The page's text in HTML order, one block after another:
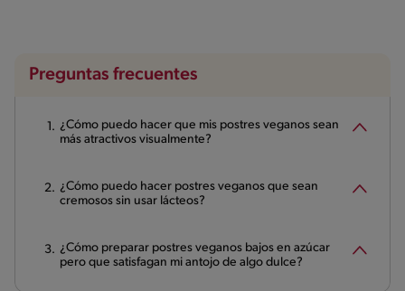
Preguntas frecuentes
¿Cómo puedo hacer que mis postres veganos sean
más atractivos visualmente?
¿Cómo puedo hacer postres veganos que sean
cremosos sin usar lácteos?
¿Cómo preparar postres veganos bajos en azúcar
pero que satisfagan mi antojo de algo dulce?